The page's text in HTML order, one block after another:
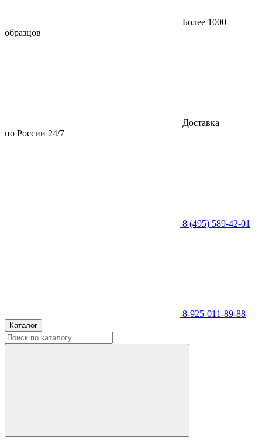
Более 1000
образцов
Доставка
по России 24/7
8 (495) 589-42-01
8-925-011-89-88
Каталог